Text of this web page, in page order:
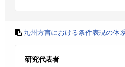
九州方言における条件表現の体
研究代表者